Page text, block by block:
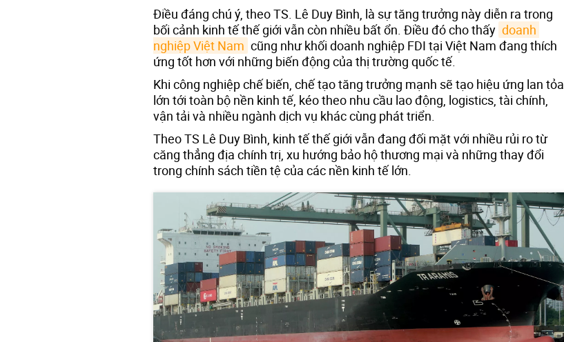
Điều đáng chú ý, theo TS. Lê Duy Bình, là sự tăng trưởng này diễn ra trong
bối cảnh kinh tế thế giới vẫn còn nhiều bất ổn. Điều đó cho thấy doanh
nghiệp Việt Nam cũng như khối doanh nghiệp FDI tại Việt Nam đang thích
ứng tốt hơn với những biến động của thị trường quốc tế.
Khi công nghiệp chế biến, chế tạo tăng trưởng mạnh sẽ tạo hiệu ứng lan tỏa
lớn tới toàn bộ nền kinh tế, kéo theo nhu cầu lao động, logistics, tài chính,
vận tải và nhiều ngành dịch vụ khác cùng phát triển.
Theo TS Lê Duy Bình, kinh tế thế giới vẫn đang đối mặt với nhiều rủi ro từ
căng thẳng địa chính trị, xu hướng bảo hộ thương mại và những thay đổi
trong chính sách tiền tệ của các nền kinh tế lớn.